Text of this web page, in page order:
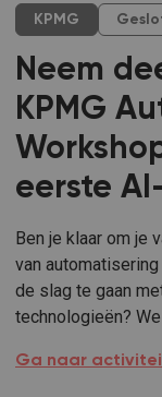
KPMG
Neem
KPMG
eerste
Ben je klaar om je
van
de slag te gaan
technologieën?
Neem deel aan
Ga naar